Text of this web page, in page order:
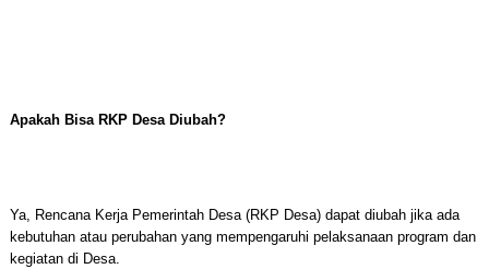
Apakah Bisa RKP Desa Diubah?
Ya, Rencana Kerja Pemerintah Desa (RKP Desa) dapat diubah jika ada
kebutuhan atau perubahan yang mempengaruhi pelaksanaan program dan
kegiatan di Desa.